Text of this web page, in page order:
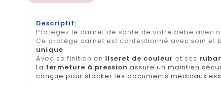
Descriptif:
Protégez le carnet de santé de votre bébé avec
Ce protège carnet est confectionné avec soin et
unique.
Avec sa finition en liseret de couleur et ses
La fermeture à pression assure un maintien
conçue pour stocker les documents médicaux